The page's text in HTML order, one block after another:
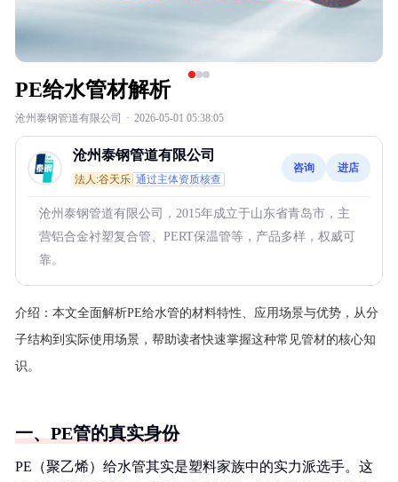
PE给水管材解析
沧州泰钢管道有限公司 · 2026-05-01 05:38:05
沧州泰钢管道有限公司
法人:谷天乐 通过主体资质核查
咨询 进店
沧州泰钢管道有限公司，2015年成立于山东省青岛市，主
营铝合金衬塑复合管、PERT保温管等，产品多样，权威可
靠。
介绍： 本文全面解析PE给水管的材料特性、应用场景与优势，从分
子结构到实际使用场景，帮助读者快速掌握这种常见管材的核心知
识。
一、PE管的真实身份
PE（聚乙烯）给水管其实是塑料家族中的实力派选手。这